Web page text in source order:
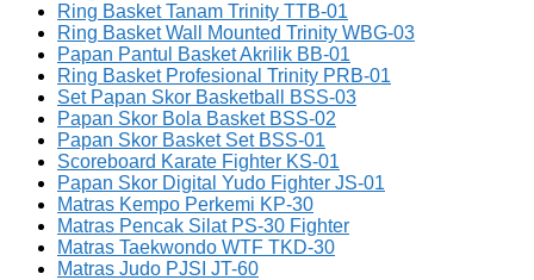
Ring Basket Tanam Trinity TTB-01
Ring Basket Wall Mounted Trinity WBG-03
Papan Pantul Basket Akrilik BB-01
Ring Basket Profesional Trinity PRB-01
Set Papan Skor Basketball BSS-03
Papan Skor Bola Basket BSS-02
Papan Skor Basket Set BSS-01
Scoreboard Karate Fighter KS-01
Papan Skor Digital Yudo Fighter JS-01
Matras Kempo Perkemi KP-30
Matras Pencak Silat PS-30 Fighter
Matras Taekwondo WTF TKD-30
Matras Judo PJSI JT-60